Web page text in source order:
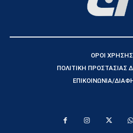
ΟΡΟΙ ΧΡΗΣΗΣ
ΠΟΛΙΤΙΚΗ ΠΡΟΣΤΑΣΙΑΣ
ΕΠΙΚΟΙΝΩΝΙΑ/